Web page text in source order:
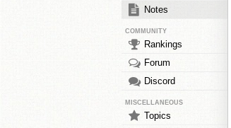
Notes
COMMUNITY
Rankings
Forum
Discord
MISCELLANEOUS
Topics